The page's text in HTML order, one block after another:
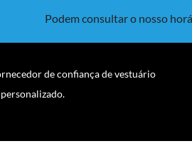
Podem consultar o nosso
de confiança de vestuário
personalizado.